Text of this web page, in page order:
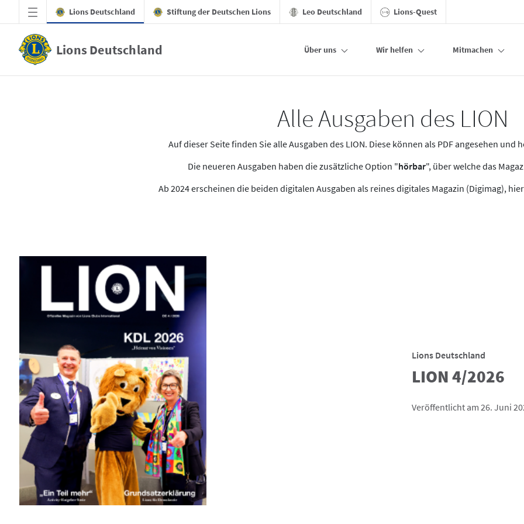
Zum Hauptinhalt springen
Lions Deutschland Stiftung der Deutschen Lions Leo Deutschland Lions-Quest
Lions Deutschland Über uns Wir helfen Mitmachen
Alle Ausgaben des LION
Auf dieser Seite finden Sie alle Ausgaben des LION. Diese können als PDF angesehen und
Die neueren Ausgaben haben die zusätzliche Option "hörbar", über welche das
Ab 2024 erscheinen die beiden digitalen Ausgaben als reines digitales Magazin (Digimag),
Lions Deutschland
LION 4/2026
Veröffentlicht am 26. Juni